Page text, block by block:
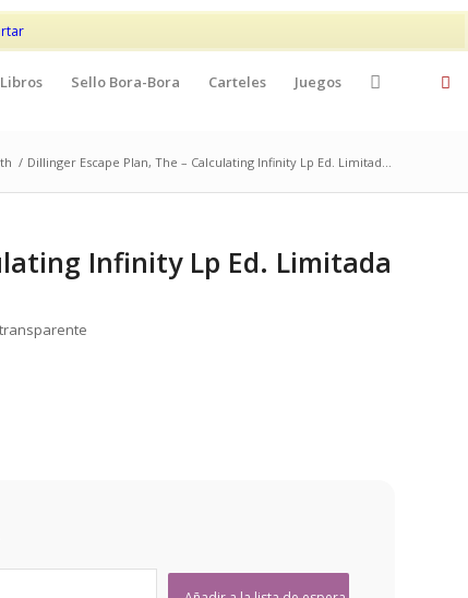
Mi cuenta Contacto
Libros Sello Bora-Bora Carteles Juegos
/ Dillinger Escape Plan, The – Calculating Infinity Lp Ed. Limitad...
Infinity Lp Ed. Limitada